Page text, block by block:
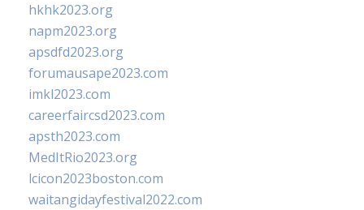
hkhk2023.org
napm2023.org
apsdfd2023.org
forumausape2023.com
imkl2023.com
careerfaircsd2023.com
apsth2023.com
MedItRio2023.org
lcicon2023boston.com
waitangidayfestival2022.com